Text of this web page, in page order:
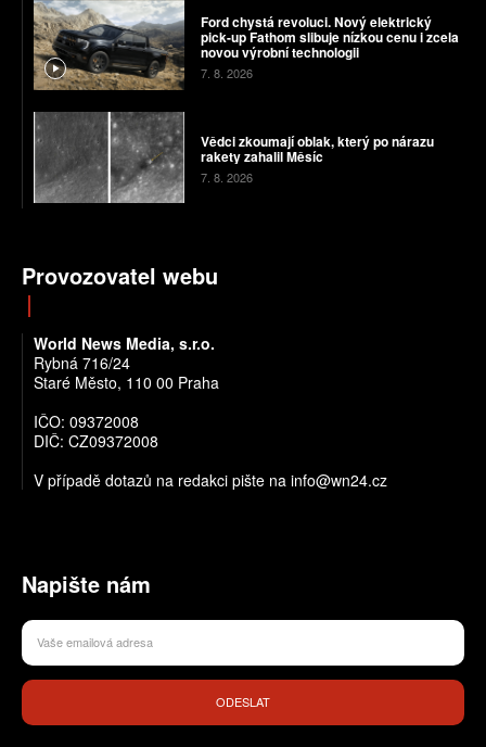
Ford chystá revoluci. Nový elektrický
pick-up Fathom slibuje nízkou cenu i zcela
novou výrobní technologii
7. 8. 2026
Vědci zkoumají oblak, který po nárazu
rakety zahalil Měsíc
7. 8. 2026
Provozovatel webu
World News Media, s.r.o.
Rybná 716/24
Staré Město, 110 00 Praha
IČO: 09372008
DIČ: CZ09372008
V případě dotazů na redakci pište na info@wn24.cz
Napište nám
ODESLAT